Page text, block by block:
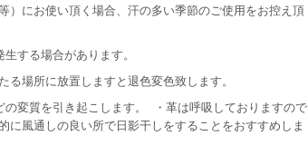
）にお使い頂く場合、汗の多い季節のご使用をお控え頂
生する場合があります。
る場所に放置しますと退色変色致します。
変質を引き起こします。 ・革は呼吸しておりますので
風通しの良い所で日影干しをすることをおすすめしま